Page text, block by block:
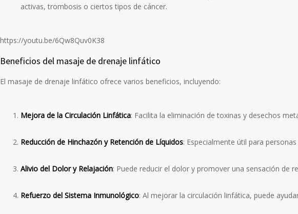
activas, trombosis o ciertos tipos de cáncer.
https://youtu.be/6Qw8Quv0K38
Beneficios del masaje de drenaje linfático
El masaje de drenaje linfático ofrece varios beneficios, incluyendo:
Mejora de la Circulación Linfática: Facilita la eliminación de toxinas y desechos
Reducción de Hinchazón y Retención de Líquidos: Especialmente útil para
Alivio del Dolor y Relajación: Puede reducir el dolor y promover una sensación de
Refuerzo del Sistema Inmunológico: Al mejorar la circulación linfática, puede